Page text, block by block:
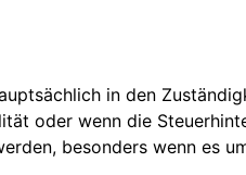
in den
oder wenn die
besonders wenn es